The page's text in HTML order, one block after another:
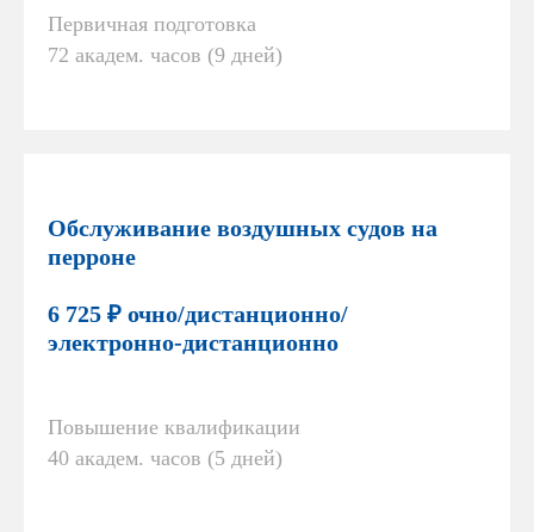
Первичная подготовка
72 академ. часов (9 дней)
Обслуживание воздушных судов на
перроне
6 725 ₽ очно/дистанционно/
электронно-дистанционно
Повышение квалификации
40 академ. часов (5 дней)